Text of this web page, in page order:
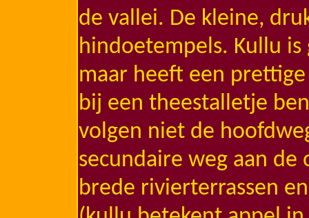
de vallei. De kleine,
hindoetempels. Kullu
maar heeft een
bij een theestalletje
volgen niet de
secundaire weg aan de
brede rivierterrassen